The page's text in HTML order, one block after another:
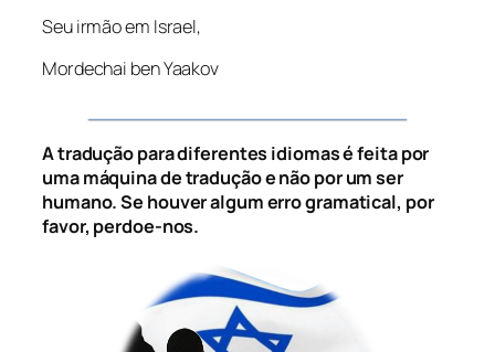
Seu irmão em Israel,
Mordechai ben Yaakov
A tradução para diferentes idiomas é feita por
uma máquina de tradução e não por um ser
humano. Se houver algum erro gramatical, por
favor, perdoe-nos.